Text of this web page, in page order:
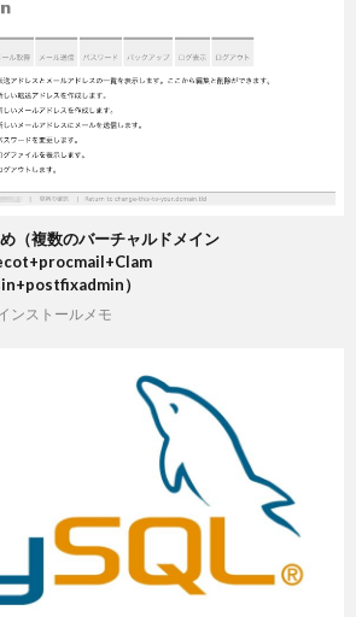
（複数のバーチャルドメイン
）
ンストールメモ